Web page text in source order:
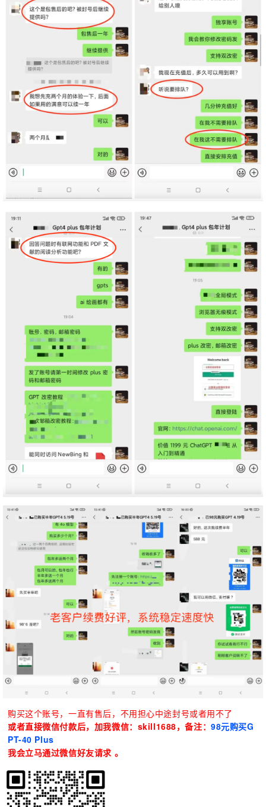
购买这个账号，一直有售后，不用担心中途封号或者用不了
或者直接微信付款后， 加我微信：skill1688，备注：98元购买G
PT-40 Plus
我会立马通过微信好友请求 。